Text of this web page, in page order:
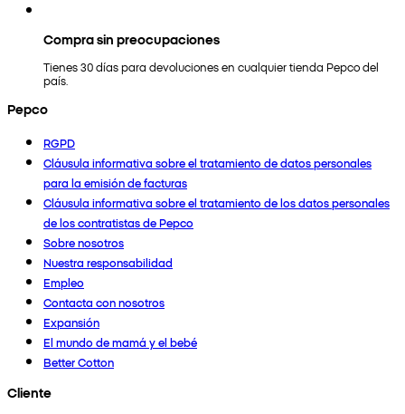
Compra sin preocupaciones
Tienes 30 días para devoluciones en cualquier tienda Pepco del
país.
Pepco
RGPD
Cláusula informativa sobre el tratamiento de datos personales
para la emisión de facturas
Cláusula informativa sobre el tratamiento de los datos personales
de los contratistas de Pepco
Sobre nosotros
Nuestra responsabilidad
Empleo
Contacta con nosotros
Expansión
El mundo de mamá y el bebé
Better Cotton
Cliente